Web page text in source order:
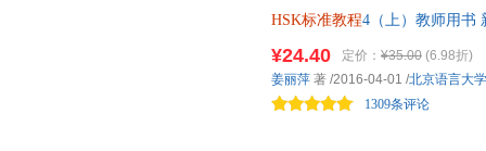
2.语音。这部分多以听辨的形
者课堂上完成都可以，时间也
体字的书写方式，学习者可以
分汉字常用偏旁以
HSK标准教程4（上）教师用书
¥24.40 定价： ¥35.00 (6.98折)
1309条评论
姜丽萍 著 /2016-04-01 /北京语言大